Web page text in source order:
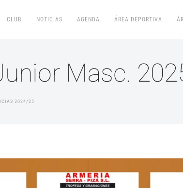
CLUB NOTICIAS AGENDA ÁREA DEPORTIVA
Masc.
2024/25